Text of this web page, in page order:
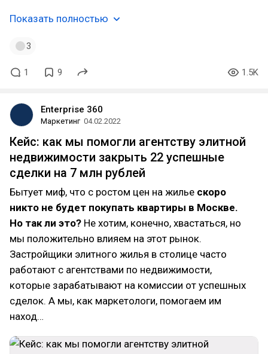
Показать полностью
3
1 9 1.5K
Enterprise 360
Маркетинг 04.02.2022
Кейс: как мы помогли агентству элитной
недвижимости закрыть 22 успешные
сделки на 7 млн рублей
Бытует миф, что с ростом цен на жилье скоро
никто не будет покупать квартиры в Москве.
Но так ли это? Не хотим, конечно, хвастаться, но
мы положительно влияем на этот рынок.
Застройщики элитного жилья в столице часто
работают с агентствами по недвижимости,
которые зарабатывают на комиссии от успешных
сделок. А мы, как маркетологи, помогаем им
наход…